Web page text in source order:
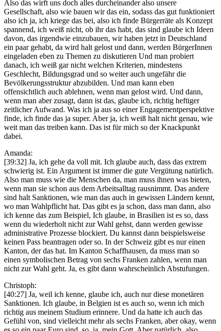
Also das wirft uns doch alles durcheinander also unsere
Gesellschaft, also wie bauen wir das ein, sodass das gut funktioniert
also ich ja, ich kriege das bei, also ich finde Bürgerräte als Konzept
spannend, ich weiß nicht, ob ihr das habt, das sind glaube ich Ideen
davon, das irgendwie einzubauen, wir haben jetzt in Deutschland
ein paar gehabt, da wird halt gelost und dann, werden BürgerInnen
eingeladen eben zu Themen zu diskutieren Und man probiert
danach, ich weiß gar nicht welchen Kriterien, mindestens
Geschlecht, Bildungsgrad und so weiter auch ungefähr die
Bevölkerungsstruktur abzubilden. Und man kann eben
offensichtlich auch ablehnen, wenn man gelost wird. Und dann,
wenn man aber zusagt, dann ist das, glaube ich, richtig heftiger
zeitlicher Aufwand. Was ich ja aus so einer Engagementperspektive
finde, ich finde das ja super. Aber ja, ich weiß halt nicht genau, wie
weit man das treiben kann. Das ist für mich so der Knackpunkt
dabei.
Amanda:
[39:32] Ja, ich gehe da voll mit. Ich glaube auch, dass das extrem
schwierig ist. Ein Argument ist immer die gute Vergütung natürlich.
Also man muss wie die Menschen da, man muss ihnen was bieten,
wenn man sie schon aus dem Arbeitsalltag rausnimmt. Das andere
sind halt Sanktionen, wie man das auch in gewissen Ländern kennt,
wo man Wahlpflicht hat. Das gibt es ja schon, dass man dann, also
ich kenne das zum Beispiel, Ich glaube, in Brasilien ist es so, dass
wenn du wiederholt nicht zur Wahl gehst, dann werden gewisse
administrative Prozesse blockiert. Du kannst dann beispielsweise
keinen Pass beantragen oder so. In der Schweiz gibt es nur einen
Kanton, der das hat. Im Kanton Schaffhausen, da muss man so
einen symbolischen Betrag von sechs Franken zahlen, wenn man
nicht zur Wahl geht. Ja, es gibt dann wahrscheinlich Abstufungen.
Christoph:
[40:27] Ja, weil ich kenne, glaube ich, auch nur diese monetären
Sanktionen. Ich glaube, in Belgien ist es auch so, wenn ich mich
richtig aus meinem Studium erinnere. Und da hatte ich auch das
Gefühl von, sind vielleicht mehr als sechs Franken, aber okay, wenn